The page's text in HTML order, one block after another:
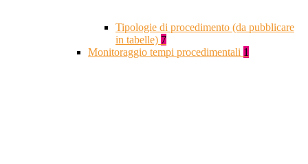
Tipologie di procedimento (da pubblicare
in tabelle) 7
Monitoraggio tempi procedimentali 1